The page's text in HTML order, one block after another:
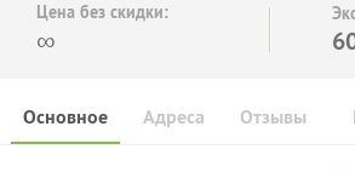
Цена без скидки:
∞
Основное Отзывы
Адреса